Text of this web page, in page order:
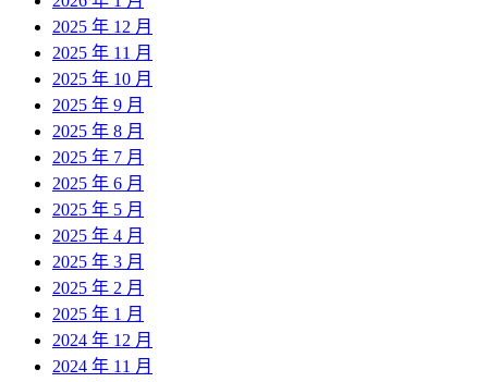
2025 年 12 月
2025 年 11 月
2025 年 10 月
2025 年 9 月
2025 年 8 月
2025 年 7 月
2025 年 6 月
2025 年 5 月
2025 年 4 月
2025 年 3 月
2025 年 2 月
2025 年 1 月
2024 年 12 月
2024 年 11 月